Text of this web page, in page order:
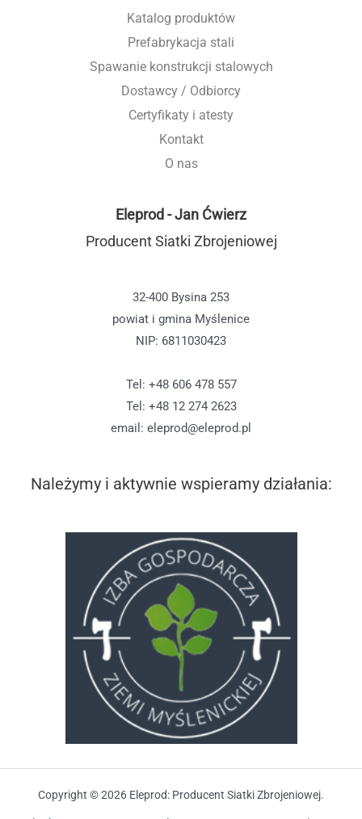
Katalog produktów
Prefabrykacja stali
Spawanie konstrukcji stalowych
Dostawcy / Odbiorcy
Certyfikaty i atesty
Kontakt
O nas
Eleprod - Jan Ćwierz
Producent Siatki Zbrojeniowej
32-400 Bysina 253
powiat i gmina Myślenice
NIP: 6811030423
Tel: +48 606 478 557
Tel: +48 12 274 2623
email: eleprod@eleprod.pl
Należymy i aktywnie wspieramy działania:
Copyright © 2026 Eleprod: Producent Siatki Zbrojeniowej.